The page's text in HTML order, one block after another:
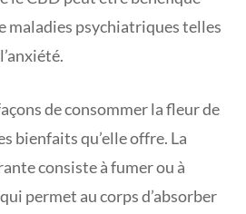
maladies psychiatriques telles
de consommer la fleur de
bienfaits qu’elle offre. La
consiste à fumer ou à
permet au corps d’absorber